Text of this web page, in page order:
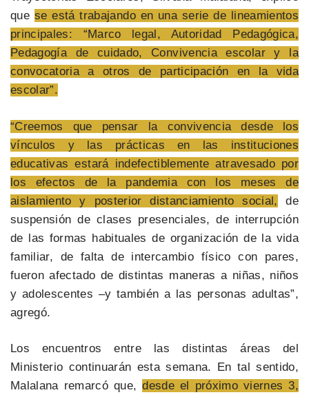
que se está trabajando en una serie de lineamientos
principales: “Marco legal, Autoridad Pedagógica,
Pedagogía de cuidado, Convivencia escolar y la
convocatoria a otros de participación en la vida
escolar”.
“Creemos que pensar la convivencia desde los
vínculos y las prácticas en las instituciones
educativas estará indefectiblemente atravesado por
los efectos de la pandemia con los meses de
aislamiento y posterior distanciamiento social, de
suspensión de clases presenciales, de interrupción
de las formas habituales de organización de la vida
familiar, de falta de intercambio físico con pares,
fueron afectado de distintas maneras a niñas, niños
y adolescentes –y también a las personas adultas”,
agregó.
Los encuentros entre las distintas áreas del
Ministerio continuarán esta semana. En tal sentido,
Malalana remarcó que,desde el próximo viernes 3,